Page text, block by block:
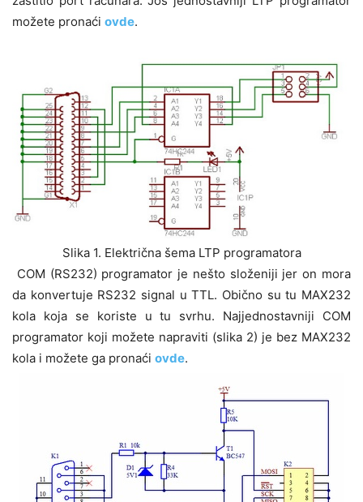
možete pronaći ovde.
Slika 1. Električna šema LTP programatora
COM (RS232) programator je nešto složeniji jer on mora
da konvertuje RS232 signal u TTL. Obično su tu MAX232
kola koja se koriste u tu svrhu. Najjednostavniji COM
programator koji možete napraviti (slika 2) je bez MAX232
kola i možete ga pronaći ovde.